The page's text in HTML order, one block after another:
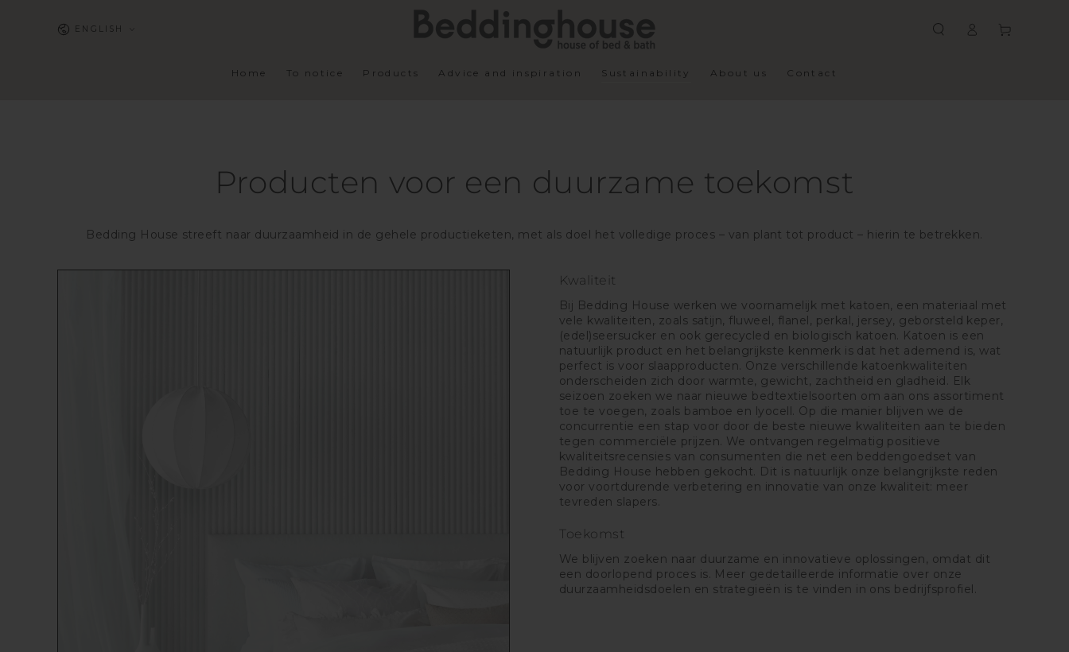
Language
ENGLISH
Home To notice Products Advice and inspiration Sustainability About us Contact
in
Cart
Producten voor een duurzame toekomst
Bedding House streeft naar duurzaamheid in de gehele productieketen, met als doel het volledige proces – van plant tot product – hierin te betrekken.
Kwaliteit
Bij Bedding House werken we voornamelijk met katoen, een materiaal met
vele kwaliteiten, zoals satijn, fluweel, flanel, perkal, jersey, geborsteld keper,
(edel)seersucker en ook gerecycled en biologisch katoen. Katoen is een
natuurlijk product en het belangrijkste kenmerk is dat het ademend is, wat
perfect is voor slaapproducten. Onze verschillende katoenkwaliteiten
onderscheiden zich door warmte, gewicht, zachtheid en gladheid. Elk
seizoen zoeken we naar nieuwe bedtextielsoorten om aan ons assortiment
toe te voegen, zoals bamboe en lyocell. Op die manier blijven we de
concurrentie een stap voor door de beste nieuwe kwaliteiten aan te bieden
tegen commerciële prijzen. We ontvangen regelmatig positieve
kwaliteitsrecensies van consumenten die net een beddengoedset van
Bedding House hebben gekocht. Dit is natuurlijk onze belangrijkste reden
voor voortdurende verbetering en innovatie van onze kwaliteit: meer
tevreden slapers.
Toekomst
We blijven zoeken naar duurzame en innovatieve oplossingen, omdat dit
een doorlopend proces is. Meer gedetailleerde informatie over onze
duurzaamheidsdoelen en strategieën is te vinden in ons bedrijfsprofiel.